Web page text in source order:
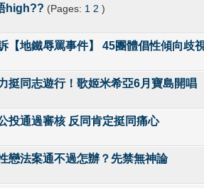
high?? (Pages: 1 2 )
- 0 out of 5 in Average
1 23 45
【地鐵辱罵事件】 45團體倡性傾向歧
- 0 out of 5 in Average
12345
挺同志遊行！歌姬米希亞6月寶島開唱
- 0 out of 5 in Average
12345
投通過審核 反同肯定挺同痛心
- 0 out of 5 in Average
12345
戀法案通不過怎辦？先禁無神論
- 0 out of 5 in Average
1234 5